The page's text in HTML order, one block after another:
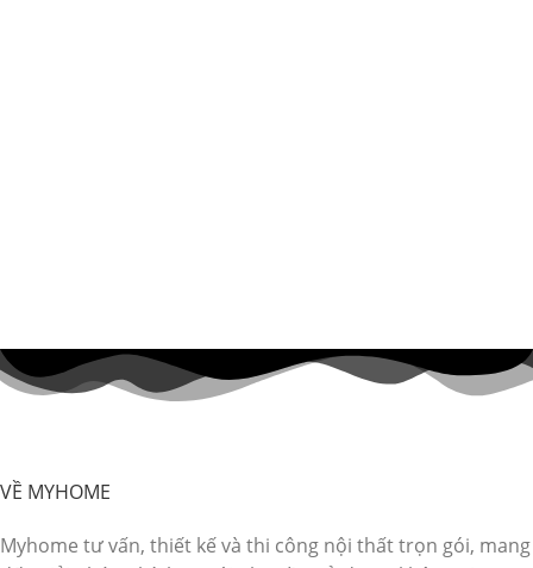
VỀ MYHOME
Myhome tư vấn, thiết kế và thi công nội thất trọn gói, mang